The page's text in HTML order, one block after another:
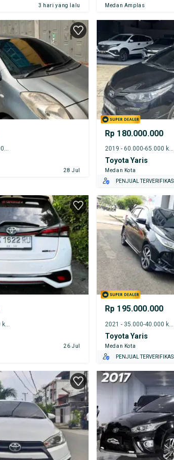
3 hari yang lalu Medan Amplas
2007 - 140.000-145.000 km
28 Jul
Rp 180.000.000
2019 - 60.000-65.000 km
Toyota Yaris
Medan Kota
PENJUAL TERVERIFIKASI
2020 - 70.000-75.000 km
26 Jul
Rp 195.000.000
2021 - 35.000-40.000 km
Toyota Yaris
Medan Kota
PENJUAL TERVERIFIKASI